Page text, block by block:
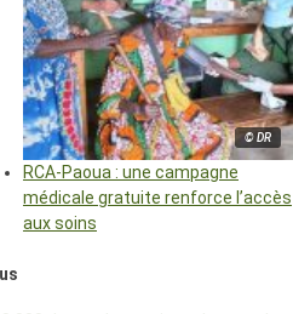
© DR
RCA-Paoua : une campagne
médicale gratuite renforce l’accès
aux soins